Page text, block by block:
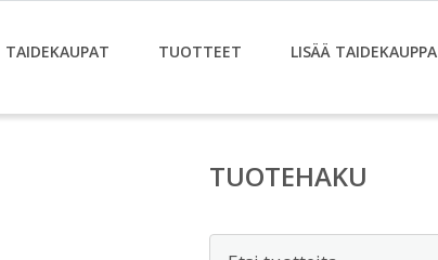
TAIDEKAUPAT TUOTTEET LISÄÄ TAIDEKAUPPA
TUOTEHAKU